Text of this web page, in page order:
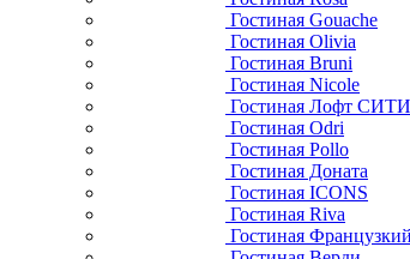
Гостиная Gouache
Гостиная Olivia
Гостиная Bruni
Гостиная Nicole
Гостиная Лофт СИТИ
Гостиная Odri
Гостиная Pollo
Гостиная Доната
Гостиная ICONS
Гостиная Riva
Гостиная